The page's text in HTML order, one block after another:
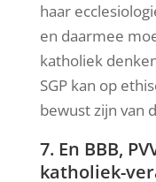
haar
en daarmee
katholiek
SGP kan op
bewust zijn van
7. En BBB,
katholiek-